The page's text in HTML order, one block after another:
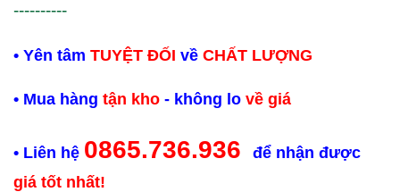
----------
• Yên tâm TUYỆT ĐỐI về CHẤT LƯỢNG
• Mua hàng tận kho - không lo về giá
• Liên hệ 0865.736.936
để nhận được
giá tốt nhất!